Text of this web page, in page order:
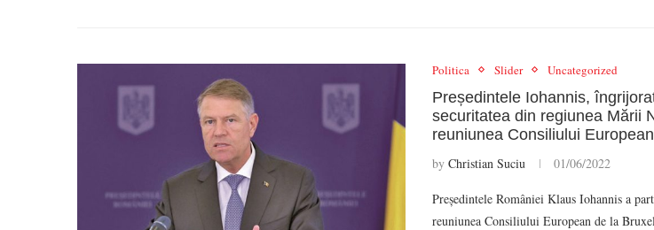
Politica Slider Uncategorized
Președintele Iohannis,
securitatea din regiunea Mării
reuniunea Consiliului European
by Christian Suciu 01/06/2022
Președintele României Klaus Iohannis a
reuniunea Consiliului European de la